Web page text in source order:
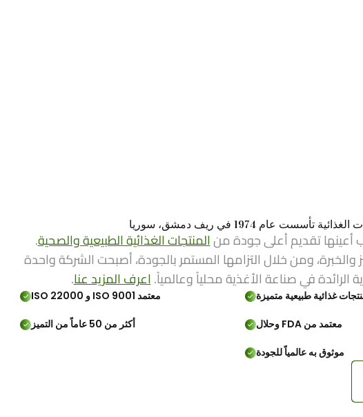
تأسست عام 1974 في ريف دمشق، سوريا
أعينها تقديم أعلى جودة منالمنتجات الغذائية الطبيعية والصحية.
ومن خلال التزامها المستمر بالجودة، أصبحت الشركة واحدة
الرائدة في صناعة الأغذية محلياً وعالمياً.اعرف المزيد عنا.
غذائية طبيعية متميزة معتمد ISO 9001 و ISO 22000
معتمد من FDA وحلال أكثر من 50 عاماً من التميز
موثوق به عالمياً للجودة